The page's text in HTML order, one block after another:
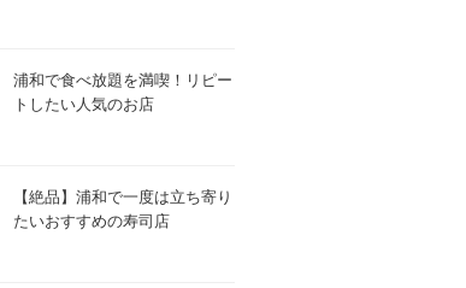
浦和で食べ放題を満喫！リピー
トしたい人気のお店
【絶品】浦和で一度は立ち寄り
たいおすすめの寿司店